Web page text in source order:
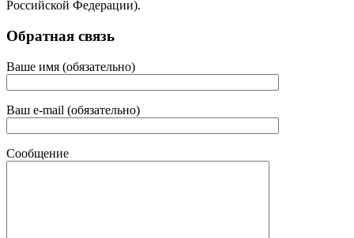
Российской Федерации).
Обратная связь
Ваше имя (обязательно)
Ваш e-mail (обязательно)
Сообщение